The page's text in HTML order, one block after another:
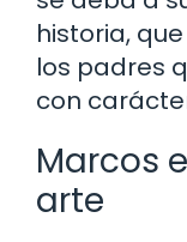
historia,
los padres
con
Marcos
arte